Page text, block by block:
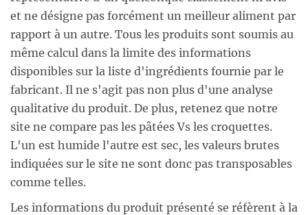
et ne désigne pas forcément un meilleur aliment par
rapport à un autre. Tous les produits sont soumis au
même calcul dans la limite des informations
disponibles sur la liste d'ingrédients fournie par le
fabricant. Il ne s'agit pas non plus d'une analyse
qualitative du produit. De plus, retenez que notre
site ne compare pas les pâtées Vs les croquettes.
L'un est humide l'autre est sec, les valeurs brutes
indiquées sur le site ne sont donc pas transposables
comme telles.
Les informations du produit présenté se réfèrent à la